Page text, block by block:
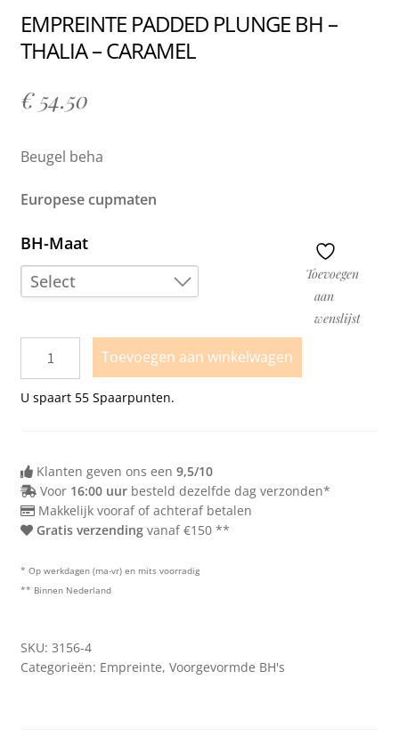
EMPREINTE PADDED PLUNGE BH –
THALIA – CARAMEL
€54.50
Beugel beha
Europese cupmaten
BH-Maat
Select
75E
65F
70F
80F
Toevoegen aan winkelwagen
U spaart 55Spaarpunten.
Toevoegen
aan
wenslijst
Klanten geven ons een 9,5/10
Voor 16:00 uurbesteld dezelfde dag verzonden*
Makkelijk vooraf of achteraf betalen
Gratis verzendingvanaf €150 **
* Op werkdagen (ma-vr) en mits voorradig
** Binnen Nederland
SKU: 3156-4
Categorieën: Empreinte, Voorgevormde BH's